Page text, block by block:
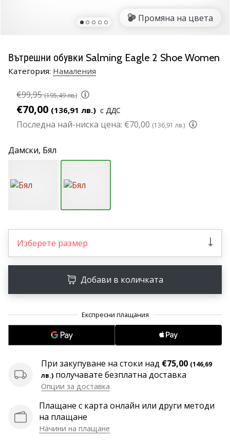
страст
като
Присъединете
се
амбасадор
марката.
11. 8. 2022
1 мин. четене
програма
WeplayVolleyball
Имате
уебсайт,
или
форум?
Накарайте
генерират
приходи.
Промяна на цвета
Вътрешни обувки Salming Eagle 2 Shoe Women
Категория: Намаления
€99,95 (195,49 лв.)
€70,00 (136,91 лв.) с ДДС
Последна най-ниска цена: €70,00 (136,91 лв.)
Дамски, Бял
Изберете размер
Добави в количката
При закупуване на стоки над €75,00 (146,69
лв.) получавате безплатна доставка
Опции за доставка
Плащане с карта онлайн или други методи
на плащане
Начини на плащане